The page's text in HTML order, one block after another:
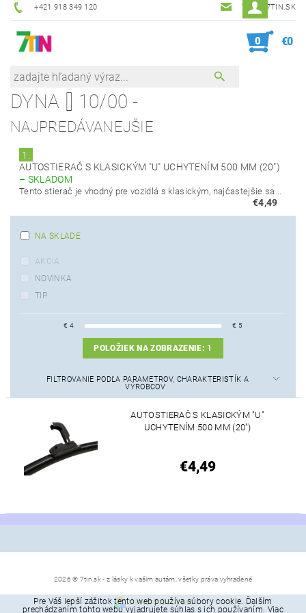
+421 918 349 120 7TIN@7TIN.SK
0 €0
DYNA [] 10/00 -
NAJPREDÁVANEJŠIE
1.
AUTOSTIERAČ S KLASICKÝM "U" UCHYTENÍM 500 MM (20")
– SKLADOM
Tento stierač je vhodný pre vozidlá s klasickým, najčastejšie sa...
€4,49
NA SKLADE
AKCIA
NOVINKA
TIP
€ 4 € 5
POLOŽIEK NA ZOBRAZENIE: 1
FILTROVANIE PODĽA PARAMETROV, CHARAKTERISTÍK A
VÝROBCOV
AUTOSTIERAČ S KLASICKÝM "U"
UCHYTENÍM 500 MM (20")
€4,49
2026 © 7tin.sk - z lásky k vašim autám, všetky práva vyhradené
Vytvoril Shoptet
Pre Váš lepší zážitok tento web používa súbory cookie. Ďalším
prechádzaním tohto webu vyjadrujete súhlas s ich používaním. Viac